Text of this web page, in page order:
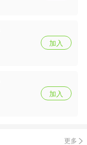
加入
加入
更多